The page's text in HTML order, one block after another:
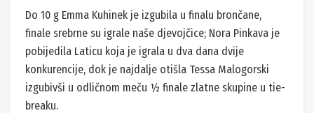
Do 10 g Emma Kuhinek je izgubila u finalu brončane,
finale srebrne su igrale naše djevojčice; Nora Pinkava je
pobijedila Laticu koja je igrala u dva dana dvije
konkurencije, dok je najdalje otišla Tessa Malogorski
izgubivši u odličnom meču ½ finale zlatne skupine u tie-
breaku.